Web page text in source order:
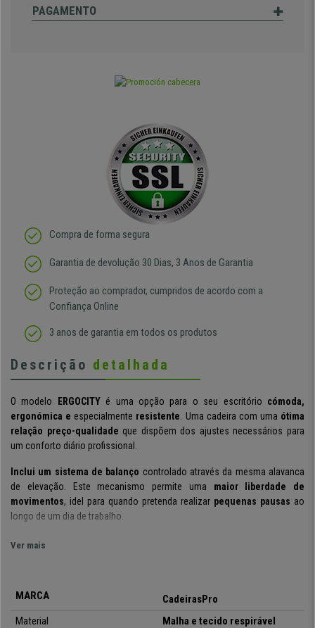
PAGAMENTO
Compra de forma segura
Garantia de devolução 30 Dias, 3 Anos de Garantia
Proteção ao comprador, cumpridos de acordo com a
Confiança Online
3 anos de garantia em todos os produtos
Descrição detalhada
O modelo ERGOCITYé uma opção para o seu escritório cómoda,
ergonómica e especialmente resistente . Uma cadeira com uma ótima
relação preço-qualidade que dispõem dos ajustes necessários para
um conforto diário profissional.
Inclui um sistema de balanço controlado através da mesma alavanca
de elevação. Este mecanismo permite uma maior liberdade de
movimentos, idel para quando pretenda realizar pequenas pausas ao
longo de um dia de trabalho.
Este sistema de balanço
Tem umencosto ergonómico com suporte lombar
Ver mais
MARCA
CadeirasPro
Material
Malha e tecido respirável